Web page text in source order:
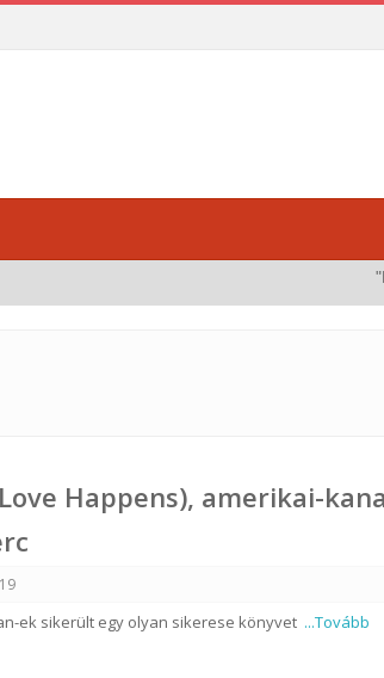
"Menedék 2
Happens), amerikai-
ek sikerült egy olyan sikerese könyvet ...Tovább